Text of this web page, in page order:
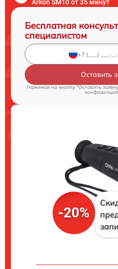
Arkon SM10 от 35 минут
Бесплатная
специалистом
Оставить
Нажимая на кнопку "Оставить
-20%